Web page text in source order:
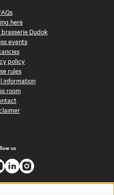
here
Dudok
events
policy
rules
information
room
us